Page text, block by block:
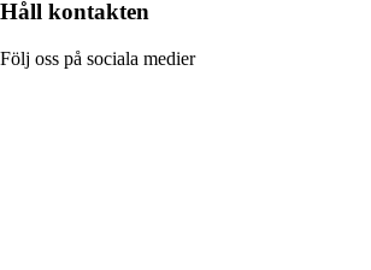
Håll kontakten
Följ oss på sociala medier